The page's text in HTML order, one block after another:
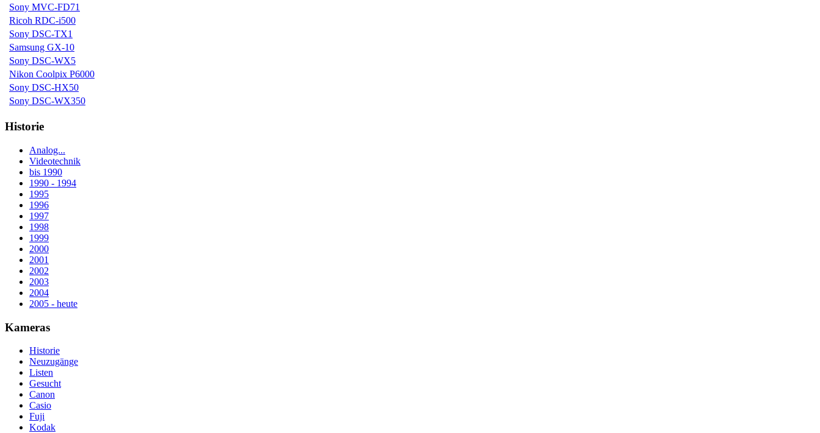
Sony MVC-FD71
Ricoh RDC-i500
Sony DSC-TX1
Samsung GX-10
Sony DSC-WX5
Nikon Coolpix P6000
Sony DSC-HX50
Sony DSC-WX350
Historie
Analog...
Videotechnik
bis 1990
1990 - 1994
1995
1996
1997
1998
1999
2000
2001
2002
2003
2004
2005 - heute
Kameras
Historie
Neuzugänge
Listen
Gesucht
Canon
Casio
Fuji
Kodak